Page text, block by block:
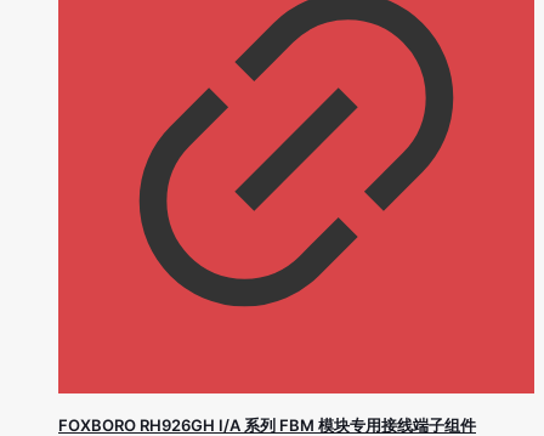
FOXBORO RH926GH I/A 系列 FBM 模块专用接线端子组件